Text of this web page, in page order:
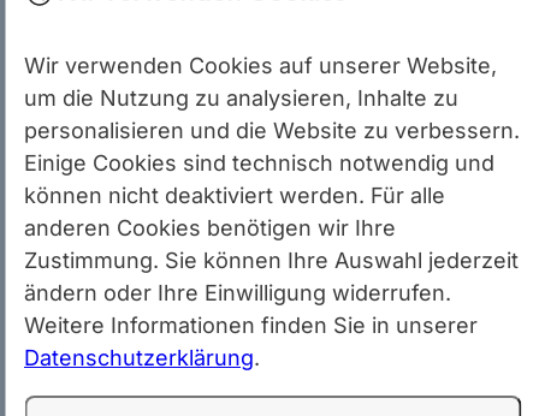
sodass auch nicht kritische, aber für den Betrieb wichtige Themen
Wir verwenden Cookies auf unserer Website,
um die Nutzung zu analysieren, Inhalte zu
personalisieren und die Website zu verbessern.
Einige Cookies sind technisch notwendig und
können nicht deaktiviert werden. Für alle
anderen Cookies benötigen wir Ihre
Zustimmung. Sie können Ihre Auswahl jederzeit
ändern oder Ihre Einwilligung widerrufen.
Weitere Informationen finden Sie in unserer
Datenschutzerklärung.